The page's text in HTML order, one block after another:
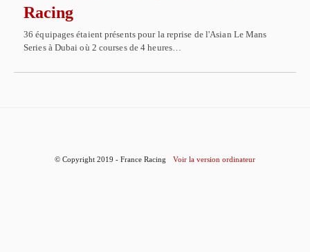
Racing
36 équipages étaient présents pour la reprise de l'Asian Le Mans
Series à Dubai où 2 courses de 4 heures…
© Copyright 2019 - France Racing Voir la version ordinateur